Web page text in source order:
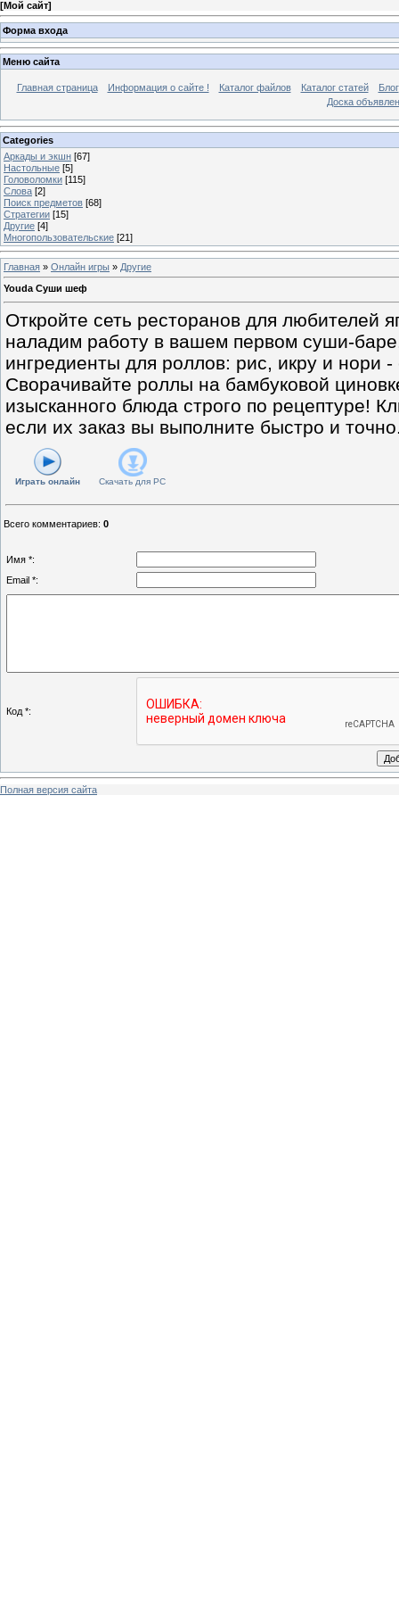
[Мой сайт]
Форма входа
Меню сайта
Главная страница Информация о сайте ! Каталог файлов Каталог статей
Блог
Доска
Categories
Аркады и экшн [67]
Настольные [5]
Головоломки [115]
Слова [2]
Поиск предметов [68]
Стратегии [15]
Другие [4]
Многопользовательские [21]
Главная » Онлайн игры » Другие
Youda Суши шеф
Откройте сеть ресторанов для любителей
наладим работу в вашем первом суши-
ингредиенты для роллов: рис, икру и нори
Сворачивайте роллы на бамбуковой
изысканного блюда строго по рецептуре!
если их заказ вы выполните быстро и
Играть онлайн Скачать для PC
Всего комментариев: 0
Имя *:
Email *:
Код *:
Полная версия сайта